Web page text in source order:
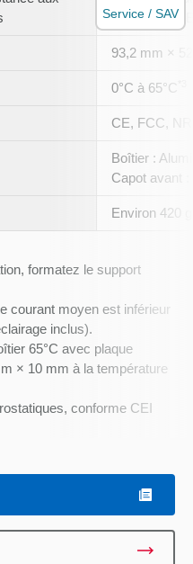
directions
93,2 mm ×
0°C à 65°C
CE, FCC,
Boîtier :
Capot avant :
Environ 420 g
formatez le support
courant moyen est inférieur
inclus).
65°C avec plaque
× 10 mm à la température
conforme CEI
Service / SAV